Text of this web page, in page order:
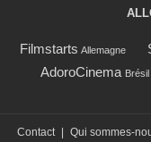
Filmstarts Allemagne
AdoroCinema Brésil
Contact | Qui sommes-